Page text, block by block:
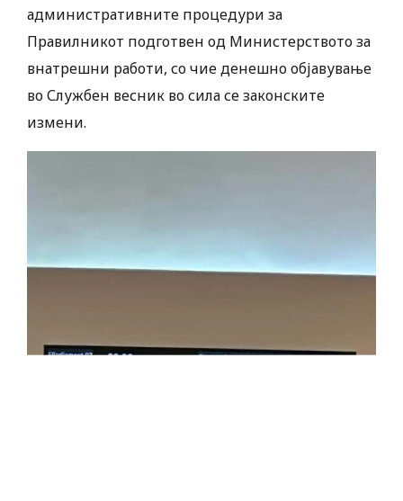
административните процедури за
Правилникот подготвен од Министерството за
внатрешни работи, со чие денешно објавување
во Службен весник во сила се законските
измени.